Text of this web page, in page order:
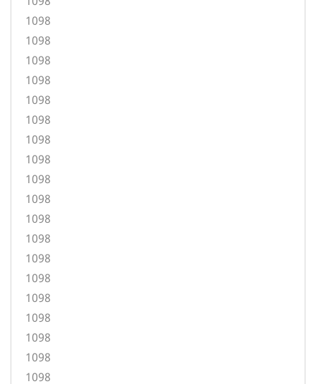
1098
1098
1098
1098
1098
1098
1098
1098
1098
1098
1098
1098
1098
1098
1098
1098
1098
1098
1098